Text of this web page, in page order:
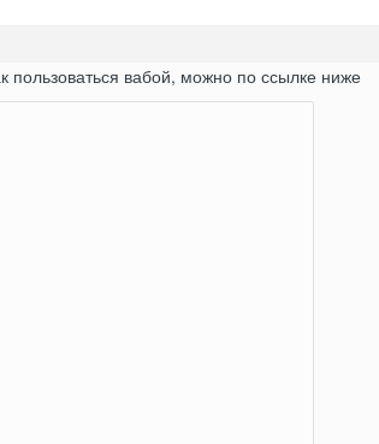
пользоваться вабой, можно по ссылке ниже